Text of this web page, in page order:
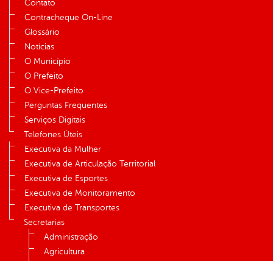
Contato
Contracheque On-Line
Glossário
Notícias
O Município
O Prefeito
O Vice-Prefeito
Perguntas Frequentes
Serviços Digitais
Telefones Úteis
Executiva da Mulher
Executiva de Articulação Territorial
Executiva de Esportes
Executiva de Monitoramento
Executiva de Transportes
Secretarias
Administração
Agricultura